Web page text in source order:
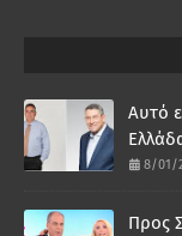
Αυτό
8/01/
Προς